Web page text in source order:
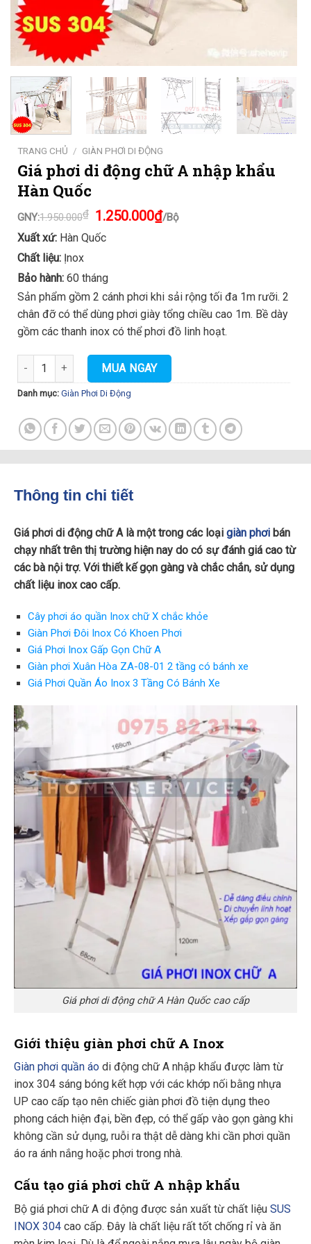
TRANG CHỦ / GIÀN PHƠI DI ĐỘNG
Giá phơi di động chữ A nhập khẩu
Hàn Quốc
GNY:1.950.000₫ Original
price
was:
1.950.000₫.
1.250.000₫Current
price
/Bộ
Xuất xứ: Hàn Quốc
Chất liệu: Ịnox
Bảo hành: 60 tháng
Sản phẩm gồm 2 cánh phơi khi sải rộng tối đa 1m rưỡi. 2
chân đỡ có thể dùng phơi giày tổng chiều cao 1m. Bề dày
gồm các thanh inox có thể phơi đồ linh hoạt.
Giá phơi di động chữ A nhập khẩu Hàn Quốc số lượng
MUA NGAY
Danh mục: Giàn Phơi Di Động
Thông tin chi tiết
Giá phơi di động chữ A là một trong các loại giàn phơi bán
chạy nhất trên thị trường hiện nay do có sự đánh giá cao từ
các bà nội trợ. Với thiết kế gọn gàng và chắc chắn, sử dụng
chất liệu inox cao cấp.
Cây phơi áo quần Inox chữ X chắc khỏe
Giàn Phơi Đôi Inox Có Khoen Phơi
Giá Phơi Inox Gấp Gọn Chữ A
Giàn phơi Xuân Hòa ZA-08-01 2 tầng có bánh xe
Giá Phơi Quần Áo Inox 3 Tầng Có Bánh Xe
Giá phơi di động chữ A Hàn Quốc cao cấp
Giới thiệu giàn phơi chữ A Inox
Giàn phơi quần áo di động chữ A nhập khẩu được làm từ
inox 304 sáng bóng kết hợp với các khớp nối bằng nhựa
UP cao cấp tạo nên chiếc giàn phơi đồ tiện dụng theo
phong cách hiện đại, bền đẹp, có thể gấp vào gọn gàng khi
không cần sử dụng, ruỗi ra thật dễ dàng khi cần phơi quần
áo ra ánh nắng hoặc phơi trong nhà.
Cấu tạo giá phơi chữ A nhập khẩu
Bộ giá phơi chữ A di động được sản xuất từ chất liệu SUS
INOX 304 cao cấp. Đây là chất liệu rất tốt chống rỉ và ăn